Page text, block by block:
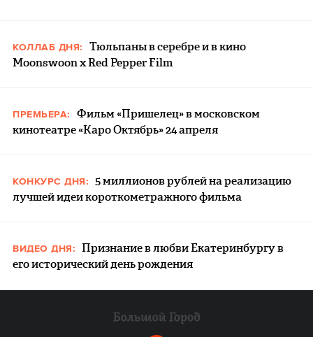
КОЛЛАБ ДНЯ:
Тюльпаны в серебре и в кино
Moonswoon x Red Pepper Film
ПРЕМЬЕРА:
Фильм «Пришелец» в московском
кинотеатре «Каро Октябрь» 24 апреля
КОНКУРС ДНЯ: 5 миллионов рублей на реализацию
лучшей идеи короткометражного фильма
ВИДЕО ДНЯ: Признание в любви Екатеринбургу в
его исторический день рождения